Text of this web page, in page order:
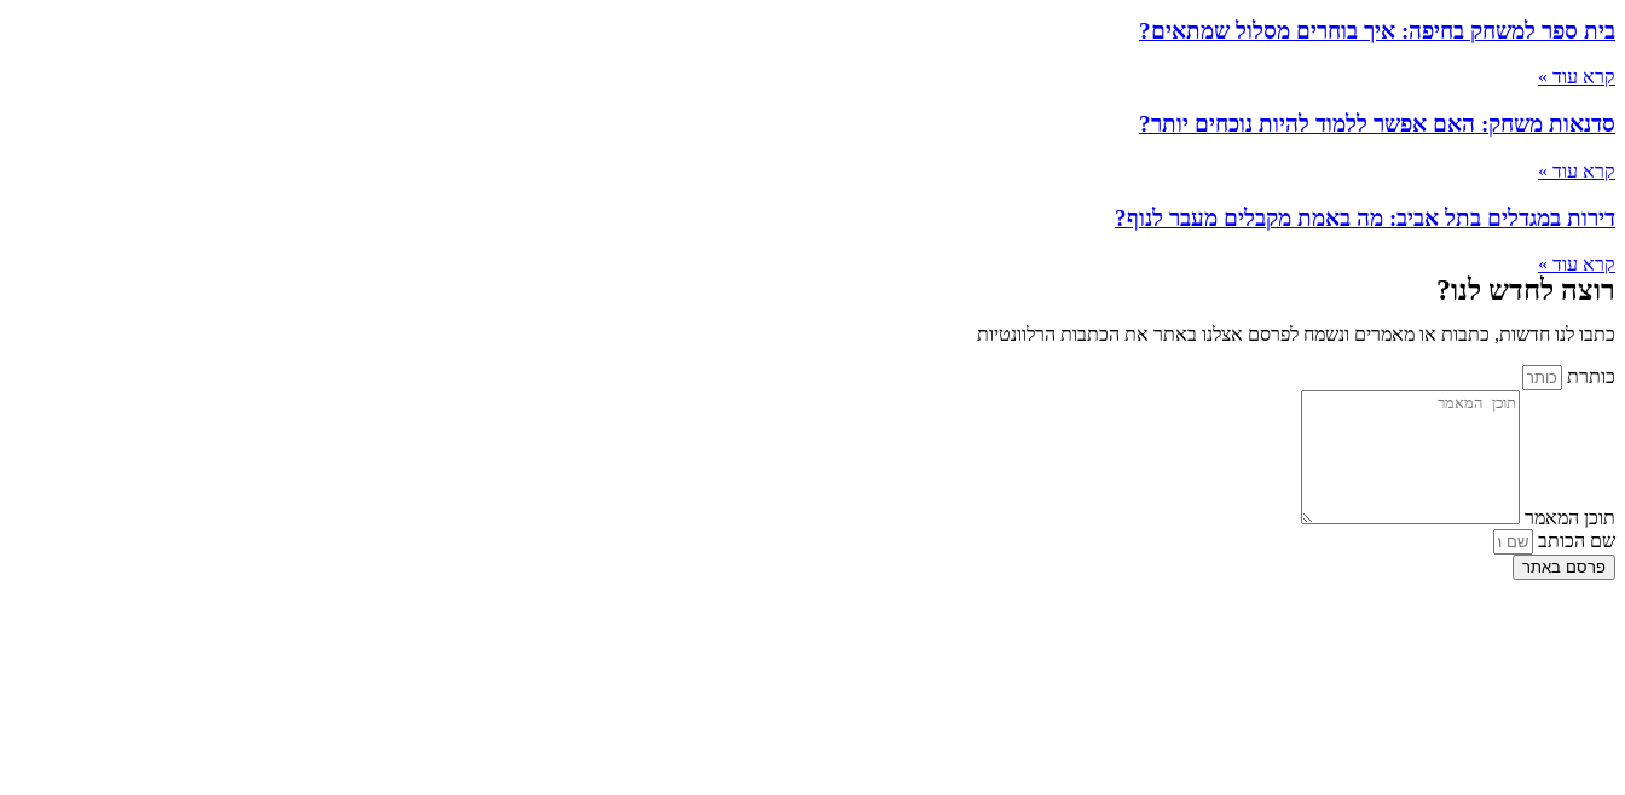
בית ספר למשחק בחיפה: איך בוחרים מסלול שמתאים?
קרא עוד »
סדנאות משחק: האם אפשר ללמוד להיות נוכחים יותר?
קרא עוד »
דירות במגדלים בתל אביב: מה באמת מקבלים מעבר לנוף?
קרא עוד »
רוצה לחדש לנו?
כתבו לנו חדשות, כתבות או מאמרים ונשמח לפרסם אצלנו באתר את הכתבות הרלוונטיות
כותרת
תוכן המאמר
שם הכותב
פרסם באתר